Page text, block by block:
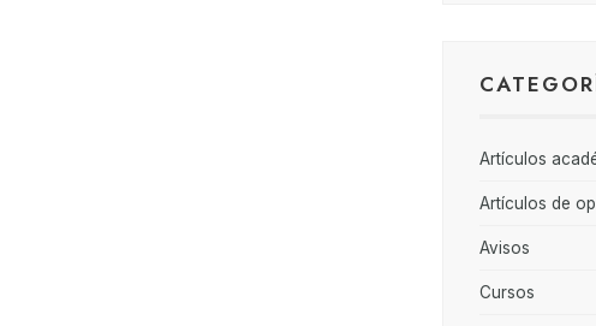
Artículos
Artículos de
Avisos
Cursos